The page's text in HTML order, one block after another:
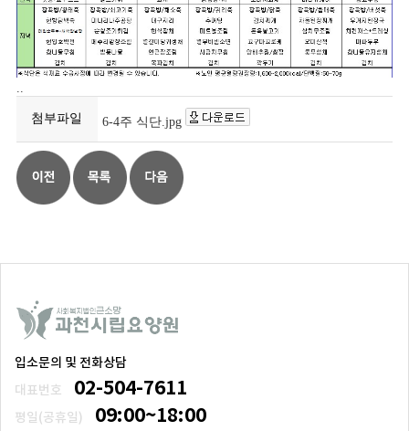
첨부파일 6-4주 식단.jpg
입소문의 및 전화상담
대표번호
02-504-7611
평일(공휴일) 09:00~18:00